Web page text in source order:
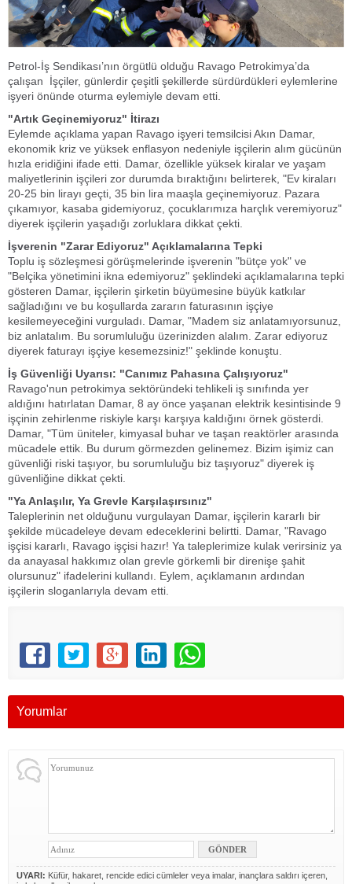
Petrol-İş Sendikası’nın örgütlü olduğu Ravago Petrokimya’da
çalışan İşçiler, günlerdir çeşitli şekillerde sürdürdükleri eylemlerine
işyeri önünde oturma eylemiyle devam etti.
"Artık Geçinemiyoruz" İtirazı
Eylemde açıklama yapan Ravago işyeri temsilcisi Akın Damar,
ekonomik kriz ve yüksek enflasyon nedeniyle işçilerin alım gücünün
hızla eridiğini ifade etti. Damar, özellikle yüksek kiralar ve yaşam
maliyetlerinin işçileri zor durumda bıraktığını belirterek, "Ev kiraları
20-25 bin lirayı geçti, 35 bin lira maaşla geçinemiyoruz. Pazara
çıkamıyor, kasaba gidemiyoruz, çocuklarımıza harçlık veremiyoruz"
diyerek işçilerin yaşadığı zorluklara dikkat çekti.
İşverenin "Zarar Ediyoruz" Açıklamalarına Tepki
Toplu iş sözleşmesi görüşmelerinde işverenin "bütçe yok" ve
"Belçika yönetimini ikna edemiyoruz" şeklindeki açıklamalarına tepki
gösteren Damar, işçilerin şirketin büyümesine büyük katkılar
sağladığını ve bu koşullarda zararın faturasının işçiye
kesilemeyeceğini vurguladı. Damar, "Madem siz anlatamıyorsunuz,
biz anlatalım. Bu sorumluluğu üzerinizden alalım. Zarar ediyoruz
diyerek faturayı işçiye kesemezsiniz!" şeklinde konuştu.
İş Güvenliği Uyarısı: "Canımız Pahasına Çalışıyoruz"
Ravago'nun petrokimya sektöründeki tehlikeli iş sınıfında yer
aldığını hatırlatan Damar, 8 ay önce yaşanan elektrik kesintisinde 9
işçinin zehirlenme riskiyle karşı karşıya kaldığını örnek gösterdi.
Damar, "Tüm üniteler, kimyasal buhar ve taşan reaktörler arasında
mücadele ettik. Bu durum görmezden gelinemez. Bizim işimiz can
güvenliği riski taşıyor, bu sorumluluğu biz taşıyoruz" diyerek iş
güvenliğine dikkat çekti.
"Ya Anlaşılır, Ya Grevle Karşılaşırsınız"
Taleplerinin net olduğunu vurgulayan Damar, işçilerin kararlı bir
şekilde mücadeleye devam edeceklerini belirtti. Damar, "Ravago
işçisi kararlı, Ravago işçisi hazır! Ya taleplerimize kulak verirsiniz ya
da anayasal hakkımız olan grevle görkemli bir direnişe şahit
olursunuz" ifadelerini kullandı. Eylem, açıklamanın ardından
işçilerin sloganlarıyla devam etti.
Yorumlar
UYARI: Küfür, hakaret, rencide edici cümleler veya imalar, inançlara saldırı içeren,